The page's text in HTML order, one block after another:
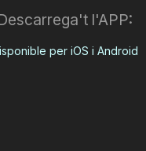
l'APP:
per iOS i Android